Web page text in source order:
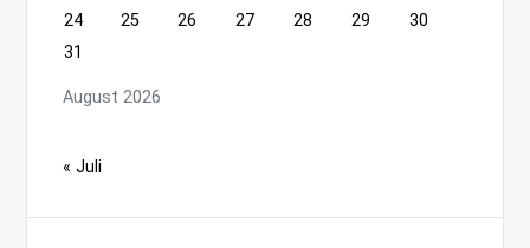
August 2026
24
25 26 27 28 29
30
31
« Juli